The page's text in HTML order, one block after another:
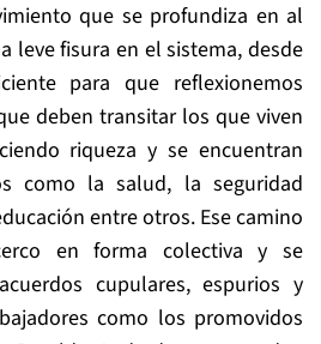
que se profundiza en al
leve fisura en el sistema, desde
para que reflexionemos
deben transitar los que viven
riqueza y se encuentran
como la salud, la seguridad
entre otros. Ese camino
en forma colectiva y se
cupulares, espurios y
como los promovidos